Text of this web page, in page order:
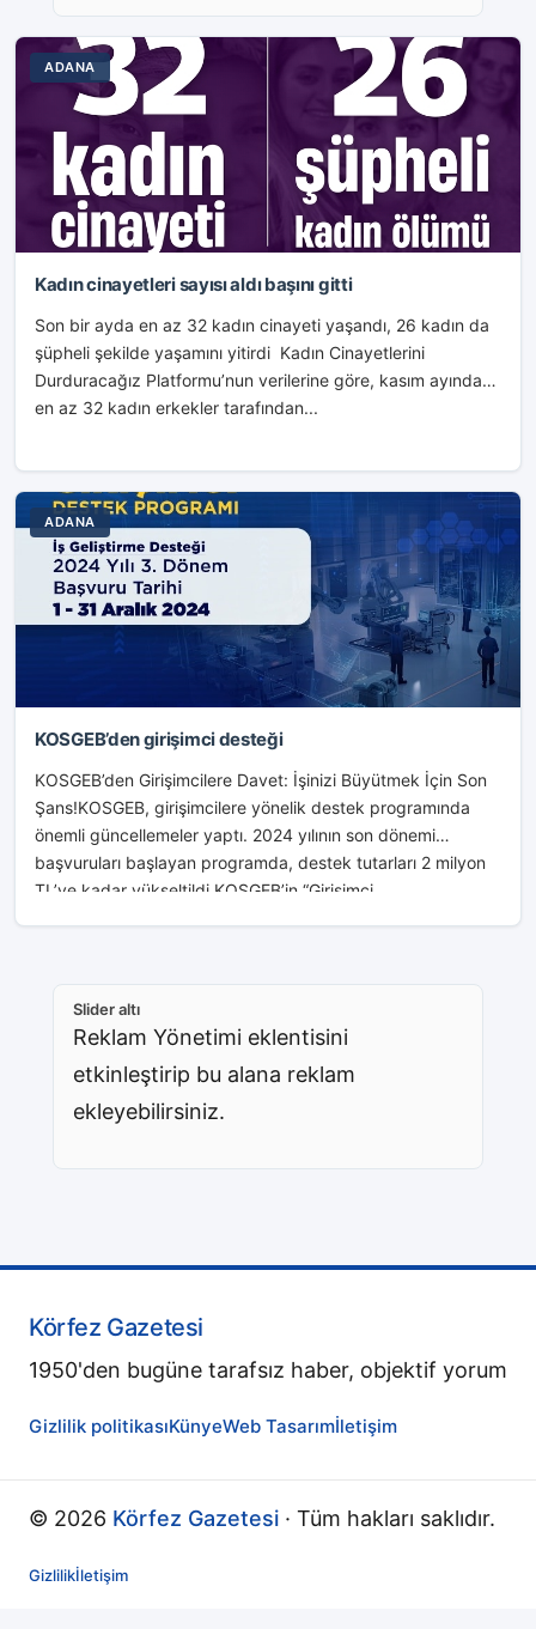
ADANA
Kadın cinayetleri sayısı aldı başını gitti
Son bir ayda en az 32 kadın cinayeti yaşandı, 26 kadın da
şüpheli şekilde yaşamını yitirdi Kadın Cinayetlerini
Durduracağız Platformu’nun verilerine göre, kasım ayında
en az 32 kadın erkekler tarafından...
ADANA
KOSGEB’den girişimci desteği
KOSGEB’den Girişimcilere Davet: İşinizi Büyütmek İçin Son
Şans!KOSGEB, girişimcilere yönelik destek programında
önemli güncellemeler yaptı. 2024 yılının son dönemi
başvuruları başlayan programda, destek tutarları 2 milyon
TL’ye kadar yükseltildi.KOSGEB’in “Girişimci...
Slider altı
Reklam Yönetimi eklentisini
etkinleştirip bu alana reklam
ekleyebilirsiniz.
Körfez Gazetesi
1950'den bugüne tarafsız haber, objektif yorum
Gizlilik politikasıKünyeWeb Tasarımİletişim
© 2026 Körfez Gazetesi · Tüm hakları saklıdır.
Gizlilikİletişim